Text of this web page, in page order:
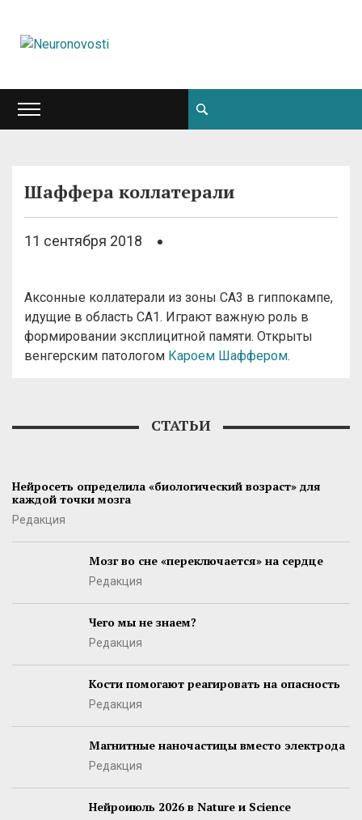
Шаффера коллатерали
11 сентября 2018
Аксонные коллатерали из зоны CA3 в гиппокампе,
идущие в область CA1. Играют важную роль в
формировании эксплицитной памяти. Открыты
венгерским патологом Кароем Шаффером.
СТАТЬИ
Нейросеть определила «биологический возраст» для
каждой точки мозга
Редакция
Мозг во сне «переключается» на сердце
Редакция
Чего мы не знаем?
Редакция
Кости помогают реагировать на опасность
Редакция
Магнитные наночастицы вместо электрода
Редакция
Нейроиюль 2026 в Nature и Science